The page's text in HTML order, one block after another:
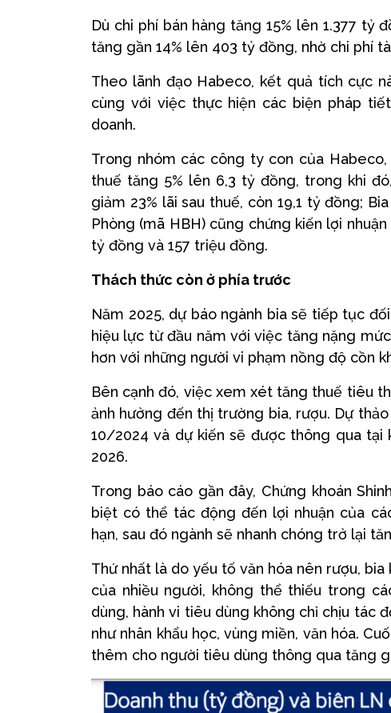
Dù chi phí bán hàng tăng 15% lên 1.377 tỷ
tăng gần 14% lên 403 tỷ đồng, nhờ chi phí
Theo lãnh đạo Habeco, kết quả tích cực
cùng với việc thực hiện các biện pháp
doanh.
Trong nhóm các công ty con của
thuế tăng 5% lên 6,3 tỷ đồng, trong khi
giảm 23% lãi sau thuế, còn 19,1 tỷ đồng;
Phòng (mã HBH) cũng chứng kiến lợi
tỷ đồng và 157 triệu đồng.
Thách thức còn ở phía trước
Năm 2025, dự báo ngành bia sẽ tiếp tục
hiệu lực từ đầu năm với việc tăng nặng
hơn với những người vi phạm nồng độ cồn
Bên cạnh đó, việc xem xét tăng thuế tiêu
ảnh hưởng đến thị trường bia, rượu. Dự
10/2024 và dự kiến sẽ được thông qua
2026.
Trong báo cáo gần đây, Chứng khoán
biệt có thể tác động đến lợi nhuận của
hạn, sau đó ngành sẽ nhanh chóng trở lại
Thứ nhất là do yếu tố văn hóa nên rượu,
của nhiều người, không thể thiếu trong
dùng, hành vi tiêu dùng không chỉ chịu tác
như nhân khẩu học, vùng miền, văn hóa.
thêm cho người tiêu dùng thông qua tăng